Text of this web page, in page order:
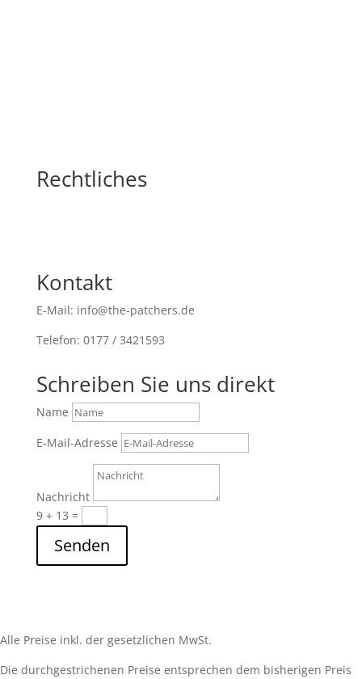
Rechtliches
Kontakt
E-Mail: info@the-patchers.de
Telefon: 0177 / 3421593
Schreiben Sie uns direkt
Name
E-Mail-Adresse
Nachricht
9 + 13 =
Senden
Alle Preise inkl. der gesetzlichen MwSt.
Die durchgestrichenen Preise entsprechen dem bisherigen Preis